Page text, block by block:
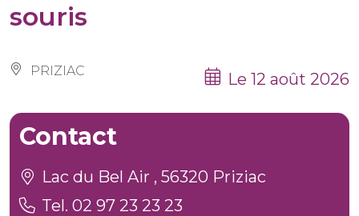
souris
PRIZIAC Le 12 août 2026
Contact
Lac du Bel Air , 56320 Priziac
Tel. 02 97 23 23 23